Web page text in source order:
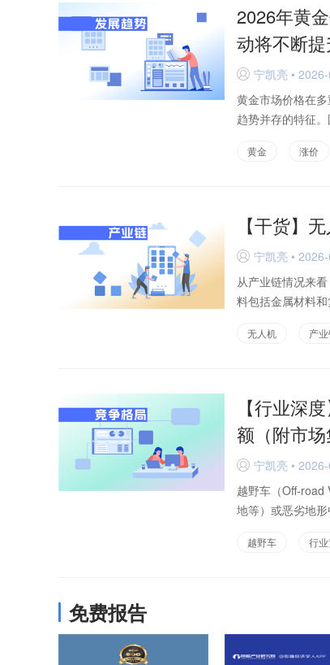
2026年黄
动将不断提
D 宁凯亮 •
黄金市场价格在
趋势并存的特征
黄金 涨价
【干货】
D 宁凯亮 •
从产业链情况来
料包括金属材料
无人机 产
【行业深
额（附市场
D 宁凯亮 •
越野车（Off-road
地等）或恶劣地
越野车 行
免费报告